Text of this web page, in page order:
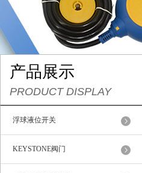
产品展示
PRODUCT DISPLAY
浮球液位开关
KEYSTONE阀门